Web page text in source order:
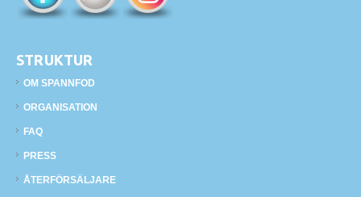
STRUKTUR
OM SPANNFOD
ORGANISATION
FAQ
PRESS
ÅTERFÖRSÄLJARE